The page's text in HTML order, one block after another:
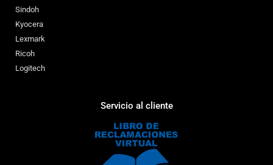
Sindoh
Kyocera
Lexmark
Ricoh
Logitech
Servicio al cliente